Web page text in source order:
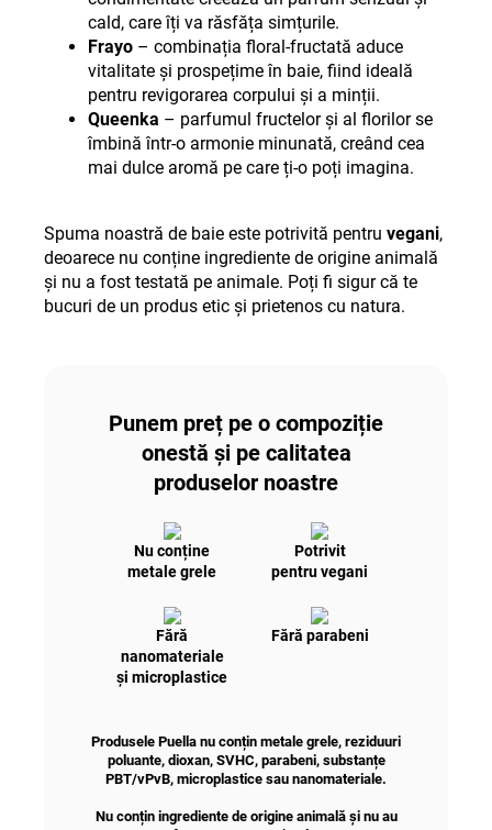
cald, care îți va răsfăța simțurile.
Frayo – combinația floral-fructată aduce
vitalitate și prospețime în baie, fiind ideală
pentru revigorarea corpului și a minții.
Queenka – parfumul fructelor și al florilor se
îmbină într-o armonie minunată, creând cea
mai dulce aromă pe care ți-o poți imagina.
Spuma noastră de baie este potrivită pentru vegani,
deoarece nu conține ingrediente de origine animală
și nu a fost testată pe animale. Poți fi sigur că te
bucuri de un produs etic și prietenos cu natura.
Punem preț pe o compoziție
onestă și pe calitatea
produselor noastre
Nu conține
metale grele
Potrivit
pentru vegani
Fără
nanomateriale
și microplastice
Fără parabeni
Produsele Puella nu conțin metale grele, reziduuri
poluante, dioxan, SVHC, parabeni, substanțe
PBT/vPvB, microplastice sau nanomateriale.
Nu conțin ingrediente de origine animală și nu au